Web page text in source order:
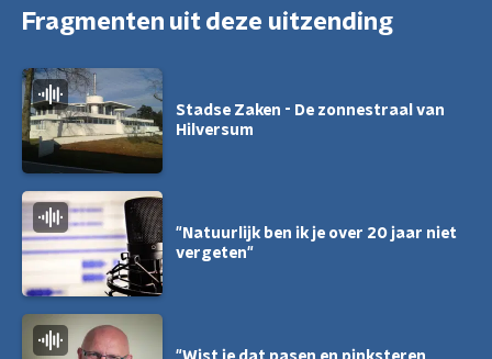
Fragmenten uit deze uitzending
Stadse Zaken - De zonnestraal van
Hilversum
"Natuurlijk ben ik je over 20 jaar niet
vergeten"